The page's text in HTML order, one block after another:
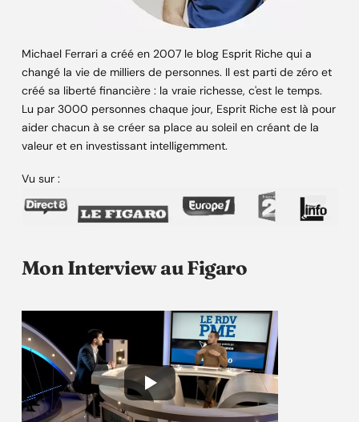
Michael Ferrari a créé en 2007 le blog Esprit Riche qui a
changé la vie de milliers de personnes. Il est parti de zéro et
créé sa liberté financière : la vraie richesse, c'est le temps.
Lu par 3000 personnes chaque jour, Esprit Riche est là pour
aider chacun à se créer sa place au soleil en créant de la
valeur et en investissant intelligemment.
Vu sur :
Mon Interview au Figaro